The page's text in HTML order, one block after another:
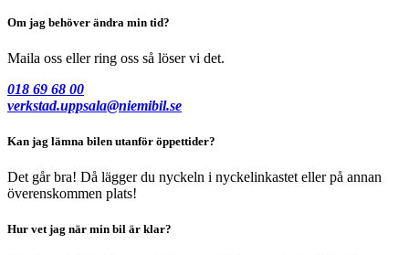
Om jag behöver ändra min tid?
Maila oss eller ring oss så löser vi det.
018 69 68 00
verkstad.uppsala@niemibil.se
Kan jag lämna bilen utanför öppettider?
Det går bra! Då lägger du nyckeln i nyckelinkastet eller på annan
överenskommen plats!
Hur vet jag när min bil är klar?